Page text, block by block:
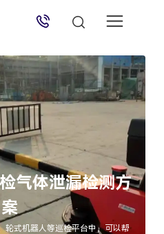
气体泄漏检测方
案
轮式机器人等巡检平台中，可以帮